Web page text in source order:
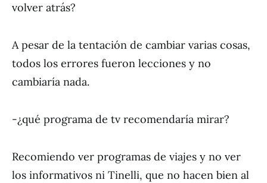
volver atrás?
A pesar de la tentación de cambiar varias cosas,
todos los errores fueron lecciones y no
cambiaría nada.
-¿qué programa de tv recomendaría mirar?
Recomiendo ver programas de viajes y no ver
los informativos ni Tinelli, que no hacen bien al